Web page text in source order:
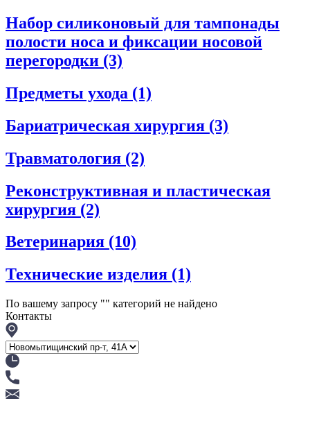
Набор силиконовый для тампонады
полости носа и фиксации носовой
перегородки (3)
Предметы ухода (1)
Бариатрическая хирургия (3)
Травматология (2)
Реконструктивная и пластическая
хирургия (2)
Ветеринария (10)
Технические изделия (1)
По вашему запросу "" категорий не найдено
Контакты